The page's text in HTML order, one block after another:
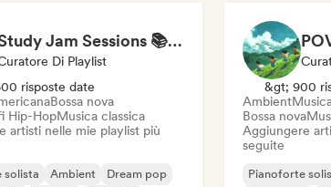
Study Jam Sessions 📚 Indie Folk, Dream Pop & Singer-Songwriter
Di Playlist
risposte date
Bossa nova
Hip-HopMusica classica
artisti nelle mie playlist più
solista Ambient
Dream pop
&gt; 900
Ambient
Bossa nova
Aggiungere
seguite
Pianoforte